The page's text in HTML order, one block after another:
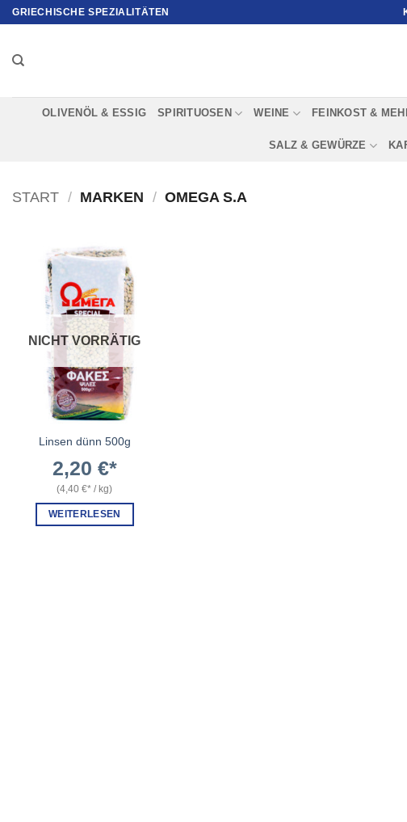
ZumGRIECHISCHE SPEZIALITÄTEN
OLIVENÖL & ESSIG SPIRITUOSEN WEINE FEINKOST &
SALZ & GEWÜRZE
START / MARKEN / OMEGA S.A
NICHT VORRÄTIG
Linsen dünn 500g
2,20 €
(4,40€ / kg)
WEITERLESEN